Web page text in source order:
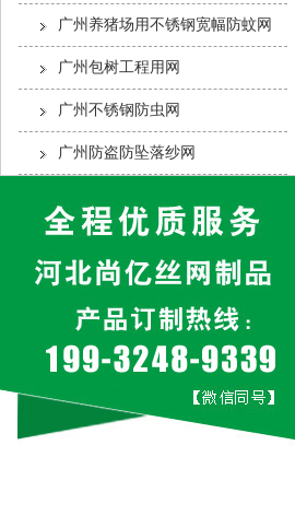
广州养猪场用不锈钢宽幅防蚊网
广州包树工程用网
广州不锈钢防虫网
广州防盗防坠落纱网